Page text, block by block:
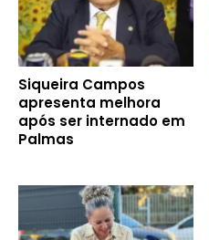
Siqueira Campos
apresenta melhora
após ser internado em
Palmas